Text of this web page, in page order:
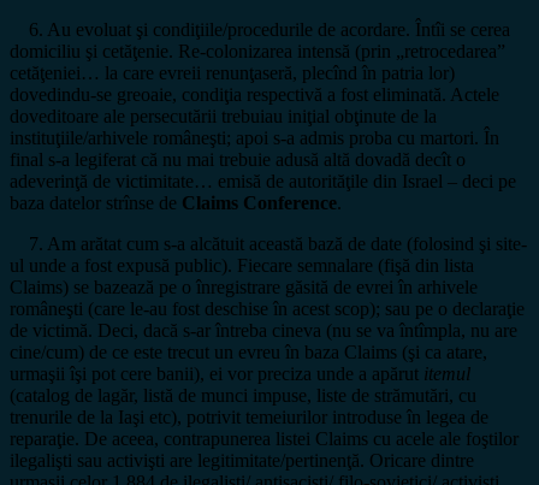
6. Au evoluat şi condiţiile/procedurile de acordare. Întîi se cerea
domiciliu şi cetăţenie. Re-colonizarea intensă (prin „retrocedarea”
cetăţeniei… la care evreii renunţaseră, plecînd în patria lor)
dovedindu-se greoaie, condiţia respectivă a fost eliminată. Actele
doveditoare ale persecutării trebuiau iniţial obţinute de la
instituţiile/arhivele româneşti; apoi s-a admis proba cu martori. În
final s-a legiferat că nu mai trebuie adusă altă dovadă decît o
adeverinţă de victimitate… emisă de autorităţile din Israel – deci pe
baza datelor strînse de Claims Conference.
7. Am arătat cum s-a alcătuit această bază de date (folosind şi site-
ul unde a fost expusă public). Fiecare semnalare (fişă din lista
Claims) se bazează pe o înregistrare găsită de evrei în arhivele
româneşti (care le-au fost deschise în acest scop); sau pe o declaraţie
de victimă. Deci, dacă s-ar întreba cineva (nu se va întîmpla, nu are
cine/cum) de ce este trecut un evreu în baza Claims (şi ca atare,
urmaşii îşi pot cere banii), ei vor preciza unde a apărut itemul
(catalog de lagăr, listă de munci impuse, liste de strămutări, cu
trenurile de la Iaşi etc), potrivit temeiurilor introduse în legea de
reparaţie. De aceea, contrapunerea listei Claims cu acele ale foştilor
ilegalişti sau activişti are legitimitate/pertinenţă. Oricare dintre